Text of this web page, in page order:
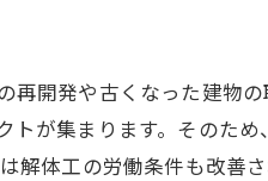
開発や古くなった建物
が集まります。そのた
解体工の労働条件も改善